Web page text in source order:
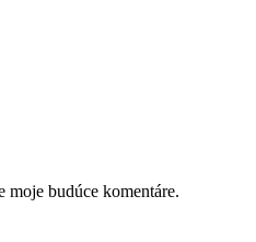
budúce komentáre.